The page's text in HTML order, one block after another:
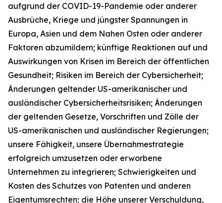
aufgrund der COVID-19-Pandemie oder anderer
Ausbrüche, Kriege und jüngster Spannungen in
Europa, Asien und dem Nahen Osten oder anderer
Faktoren abzumildern; künftige Reaktionen auf und
Auswirkungen von Krisen im Bereich der öffentlichen
Gesundheit; Risiken im Bereich der Cybersicherheit;
Änderungen geltender US-amerikanischer und
ausländischer Cybersicherheitsrisiken; Änderungen
der geltenden Gesetze, Vorschriften und Zölle der
US-amerikanischen und ausländischer Regierungen;
unsere Fähigkeit, unsere Übernahmestrategie
erfolgreich umzusetzen oder erworbene
Unternehmen zu integrieren; Schwierigkeiten und
Kosten des Schutzes von Patenten und anderen
Eigentumsrechten; die Höhe unserer Verschuldung,